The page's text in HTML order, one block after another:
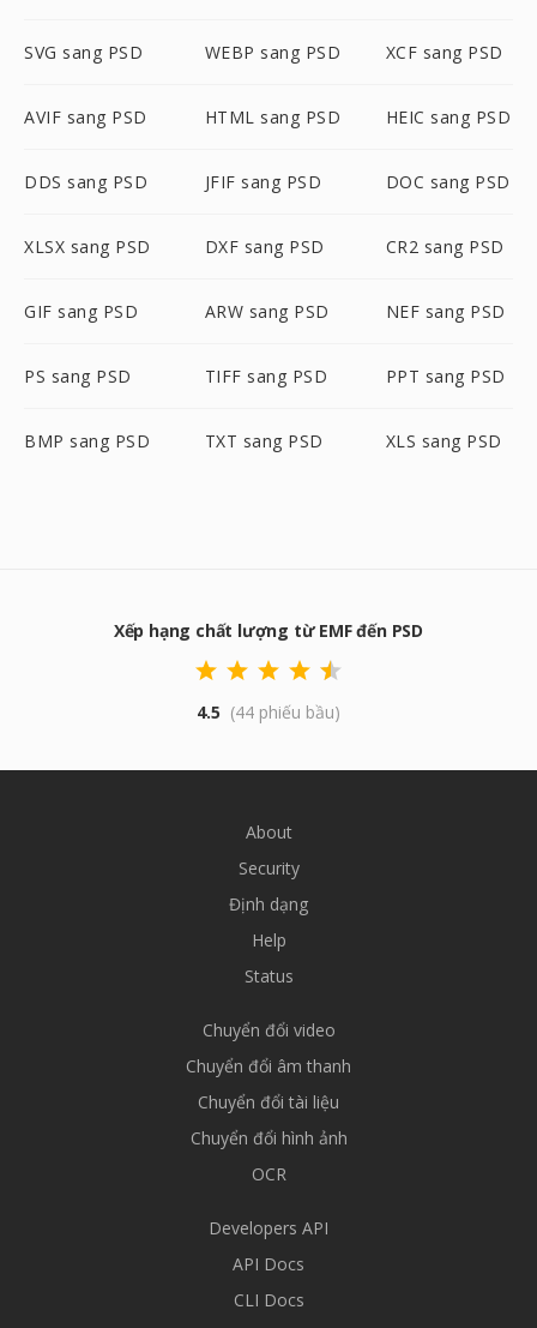
SVG sang PSD WEBP sang PSD XCF sang PSD
AVIF sang PSD HTML sang PSD HEIC sang PSD
DDS sang PSD JFIF sang PSD DOC sang PSD
XLSX sang PSD DXF sang PSD CR2 sang PSD
GIF sang PSD ARW sang PSD NEF sang PSD
PS sang PSD TIFF sang PSD PPT sang PSD
BMP sang PSD TXT sang PSD XLS sang PSD
Xếp hạng chất lượng từ EMF đến PSD
4.5 (44 phiếu bầu)
About
Security
Định dạng
Help
Status
Chuyển đổi video
Chuyển đổi âm thanh
Chuyển đổi tài liệu
Chuyển đổi hình ảnh
OCR
Developers API
API Docs
CLI Docs